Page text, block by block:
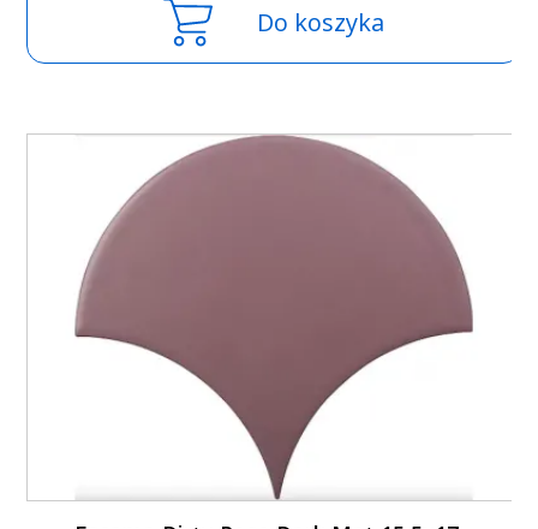
Do koszyka